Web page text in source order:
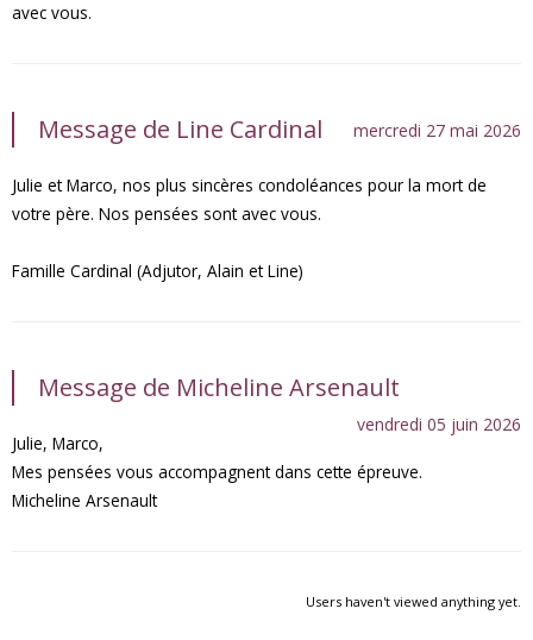
avec vous.
Message de Line Cardinal mercredi 27 mai 2026
Julie et Marco, nos plus sincères condoléances pour la mort de
votre père. Nos pensées sont avec vous.
Famille Cardinal (Adjutor, Alain et Line)
Message de Micheline Arsenault
vendredi 05 juin 2026
Julie, Marco,
Mes pensées vous accompagnent dans cette épreuve.
Micheline Arsenault
Users haven't viewed anything yet.